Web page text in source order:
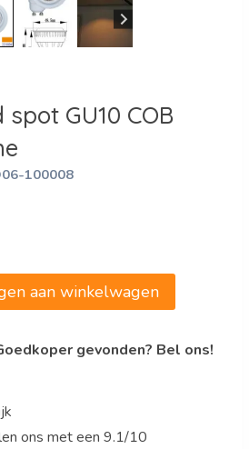
GU10 COB
100008
aan winkelwagen
gevonden? Bel ons!
ons met een 9.1/10